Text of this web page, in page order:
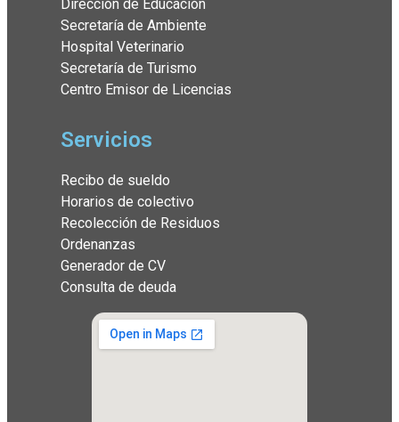
Dirección de Educación
Secretaría de Ambiente
Hospital Veterinario
Secretaría de Turismo
Centro Emisor de Licencias
Servicios
Recibo de sueldo
Horarios de colectivo
Recolección de Residuos
Ordenanzas
Generador de CV
Consulta de deuda